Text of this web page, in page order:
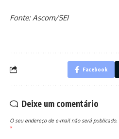
Fonte: Ascom/SEI
Facebook
Deixe um comentário
O seu endereço de e-mail não será publicado.
*